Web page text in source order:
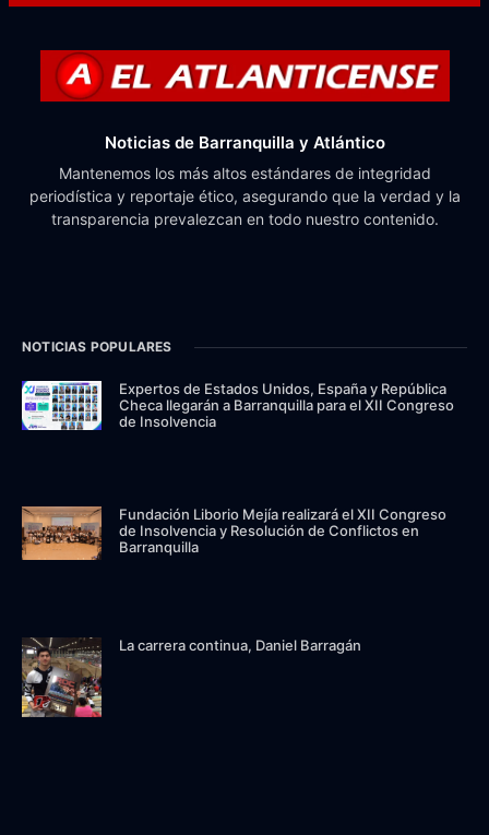
Noticias de Barranquilla y Atlántico
Mantenemos los más altos estándares de integridad
periodística y reportaje ético, asegurando que la verdad y la
transparencia prevalezcan en todo nuestro contenido.
NOTICIAS POPULARES
Expertos de Estados Unidos, España y República
Checa llegarán a Barranquilla para el XII Congreso
de Insolvencia
Fundación Liborio Mejía realizará el XII Congreso
de Insolvencia y Resolución de Conflictos en
Barranquilla
La carrera continua, Daniel Barragán